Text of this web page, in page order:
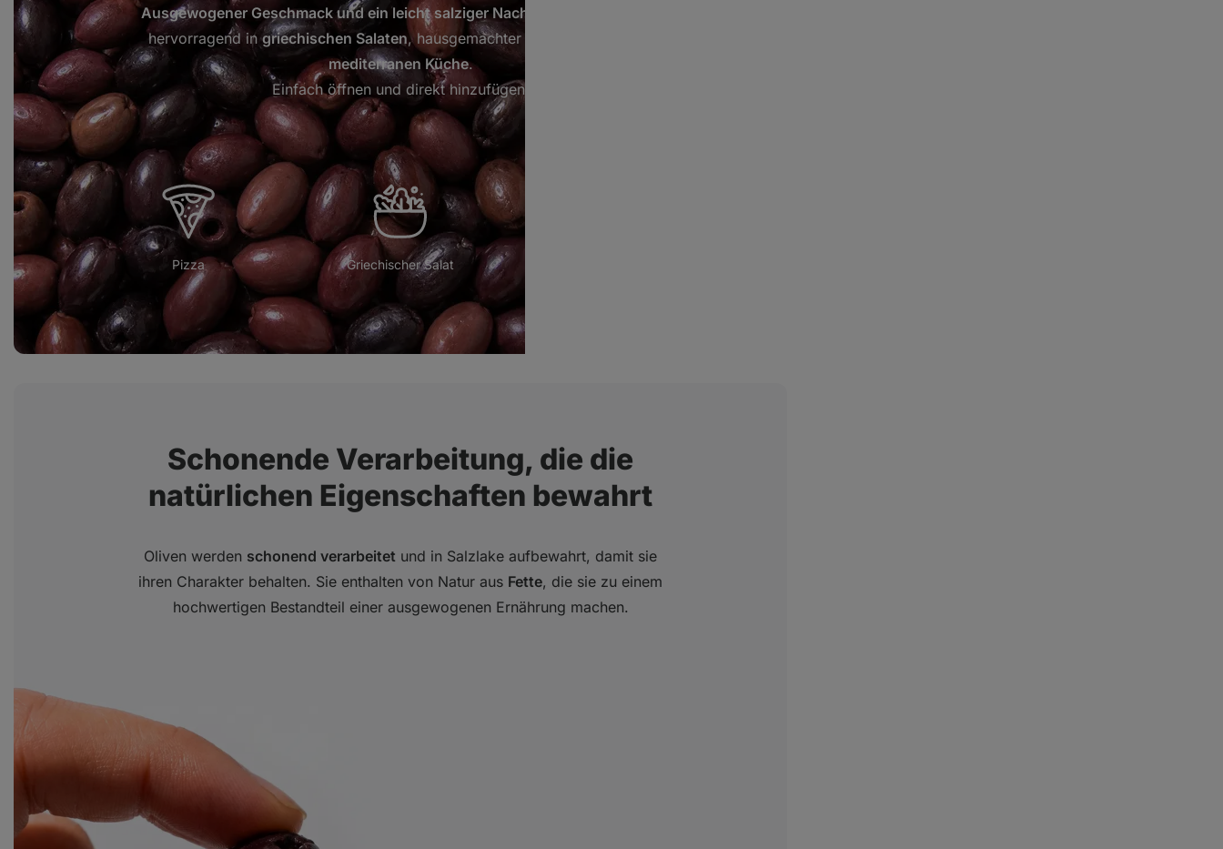
Ausgewogener Geschmack und ein leicht salziger Nachklang
hervorragend ingriechischen Salaten, hausgemachter
mediterranen Küche.
Einfach öffnen und direkt hinzufügen.
Pizza Griechischer Salat
Schonende Verarbeitung, die die
natürlichen Eigenschaften bewahrt
Oliven werden schonend verarbeitet und in Salzlake aufbewahrt, damit sie
ihren Charakter behalten. Sie enthalten von Natur aus Fette, die sie zu einem
hochwertigen Bestandteil einer ausgewogenen Ernährung machen.